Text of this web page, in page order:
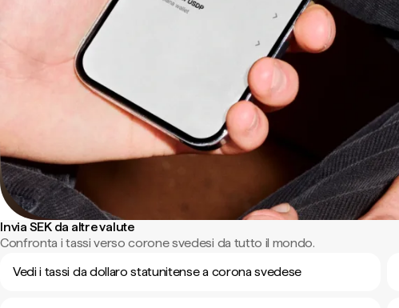
Invia SEK da altre valute
Confronta i tassi verso corone svedesi da tutto il mondo.
Vedi i tassi da dollaro statunitense a corona svedese